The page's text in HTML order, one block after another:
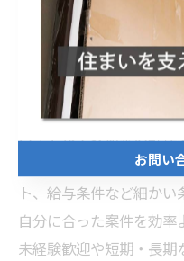
ります。自分の強みや
選考突破のコツです。
バイトル 愛知県の求
バイトルで愛知県の軽
機能の充実と求人情報
ト、給与条件など細かい
自分に合った案件を効率
未経験歓迎や短期・長
お問い
お問い